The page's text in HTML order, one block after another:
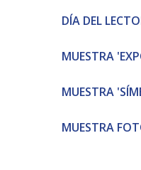
DÍA DEL
MUESTRA
MUESTRA
MUESTRA